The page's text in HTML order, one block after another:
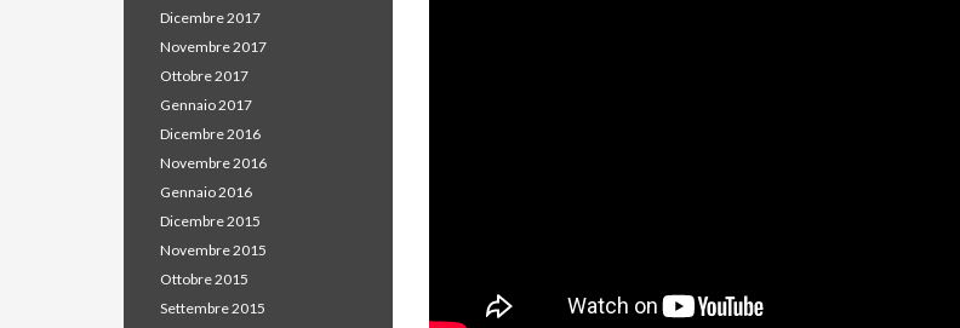
Dicembre 2017
Novembre 2017
Ottobre 2017
Gennaio 2017
Dicembre 2016
Novembre 2016
Gennaio 2016
Dicembre 2015
Novembre 2015
Ottobre 2015
Settembre 2015